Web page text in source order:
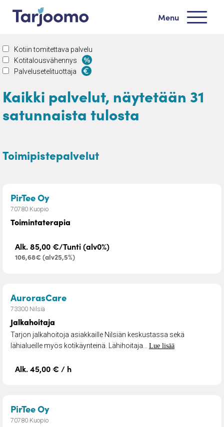
Siirry sisältöön
Menu
Kotiin tomitettava palvelu
Kotitalousvähennys
Palvelusetelituottaja
Kaikki palvelut, näytetään 31
satunnaista tulosta
Toimipistepalvelut
PirTee Oy– Toimintaterapia
70780 Kuopio
Toimintaterapia
Alk. 85,00 €/Tunti (alv0%)
106,68€ (alv25,5%)
AurorasCare– Jalkahoitaja
73300 Nilsiä
Jalkahoitaja
Tarjon jalkahoitoja asiakkaille Nilsiän keskustassa sekä
lähialueille myös kotikäynteinä. Lähihoitaja... Lue lisää
Alk. 45,00 € / h
PirTee Oy– Neuropsykiatrinen valmennus
70780 Kuopio